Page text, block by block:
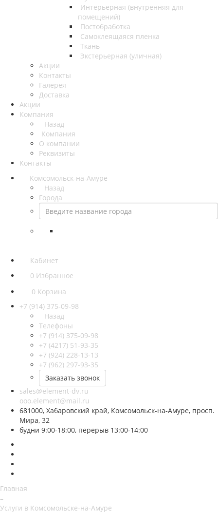
Интерьерная (внутренняя для
помещений)
Постобработка
Самоклеящаяся пленка
Ткань
Экстерьерная (уличная)
Акции
Контакты
Галерея
Доставка
Акции
Компания
Назад
Компания
О компании
Реквизиты
Контакты
Комсомольск-на-Амуре
Назад
Города
Кабинет
0 Избранное
0 Корзина
+7 (914) 375-09-98
Назад
Телефоны
+7 (914) 375-09-98
+7 (4217) 51-93-35
+7 (924) 228-13-13
+7 (962) 297-93-35
Заказать звонок
sales@element-dv.ru
ooo.element@mail.ru
681000, Хабаровский край, Комсомольск-на-Амуре, просп.
Мира, 32
будни 9:00-18:00, перерыв 13:00-14:00
Главная
–
Услуги в Комсомольске-на-Амуре